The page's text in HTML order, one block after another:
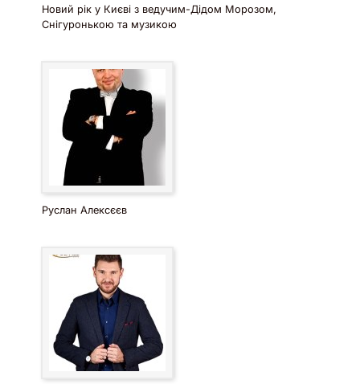
Новий рік у Києві з ведучим-Дідом Морозом,
Снігуронькою та музикою
Руслан Алексєєв